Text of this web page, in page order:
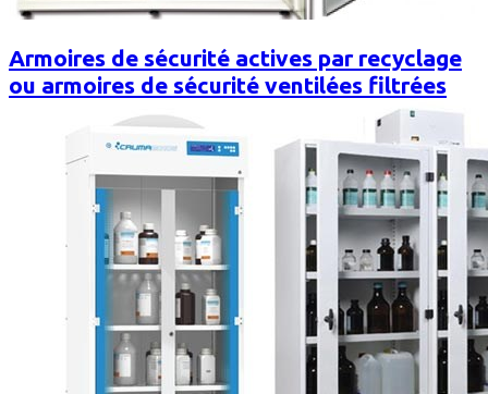
Armoires de sécurité actives par recyclage
ou armoires de sécurité ventilées filtrées